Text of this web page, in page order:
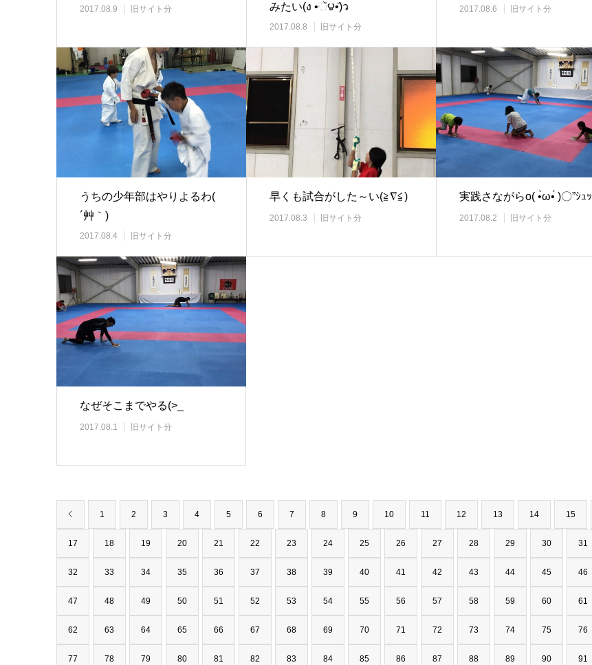
2017.08.9 旧サイト分
みたい(ง •ૅ౪•᷄)ว
2017.08.8 旧サイト分
2017.08.6 旧サイト分
うちの少年部はやりよるわ(
´艸｀)
2017.08.4 旧サイト分
早くも試合がした～い(≧∇≦)
2017.08.3 旧サイト分
実践さながらo( •̀ω•́ )〇”ｼｭｯ
2017.08.2 旧サイト分
なぜそこまでやる(>_
2017.08.1 旧サイト分
1 2 3 4 5 6 7 8 9 10 11 12 13 14 15
17 18 19 20 21 22 23 24 25 26 27 28 29 30 31
32 33 34 35 36 37 38 39 40 41 42 43 44 45 46
47 48 49 50 51 52 53 54 55 56 57 58 59 60 61
62 63 64 65 66 67 68 69 70 71 72 73 74 75 76
77 78 79 80 81 82 83 84 85 86 87 88 89 90 91